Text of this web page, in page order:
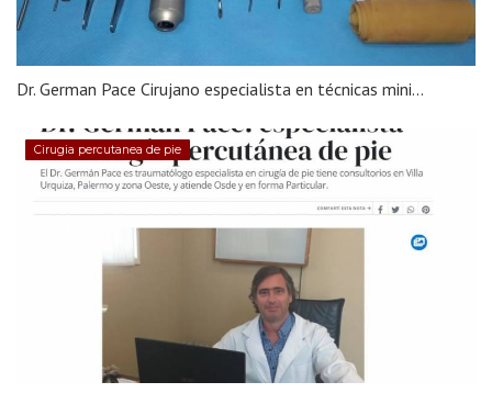
Dr. German Pace Cirujano especialista en técnicas mini...
Cirugia percutanea de pie